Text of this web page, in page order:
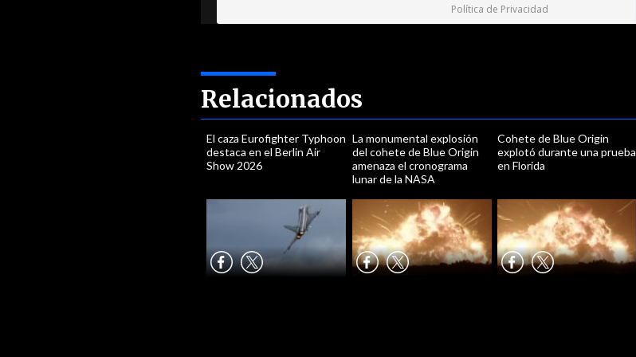
Política de Privacidad
Relacionados
El caza Eurofighter Typhoon
destaca en el Berlin Air
Show 2026
La monumental explosión
del cohete de Blue Origin
amenaza el cronograma
lunar de la NASA
Cohete de Blue Origin
explotó durante una prueba
en Florida